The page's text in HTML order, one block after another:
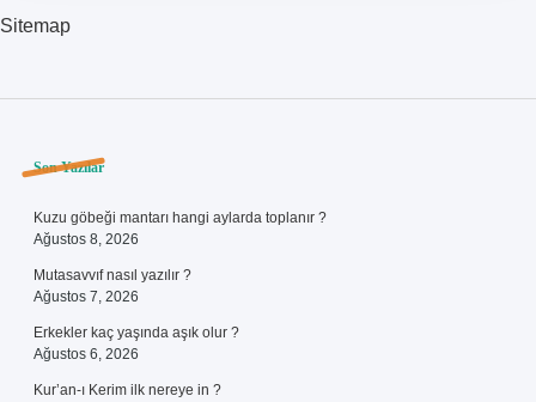
Sitemap
Sidebar
Son Yazılar
Kuzu göbeği mantarı hangi aylarda toplanır ?
Ağustos 8, 2026
Mutasavvıf nasıl yazılır ?
Ağustos 7, 2026
Erkekler kaç yaşında aşık olur ?
Ağustos 6, 2026
Kur’an-ı Kerim ilk nereye in ?